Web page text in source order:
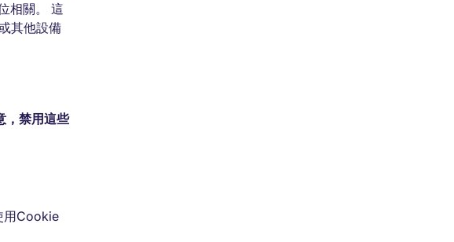
相關。 這
其他設備
，禁用這些
用Cookie